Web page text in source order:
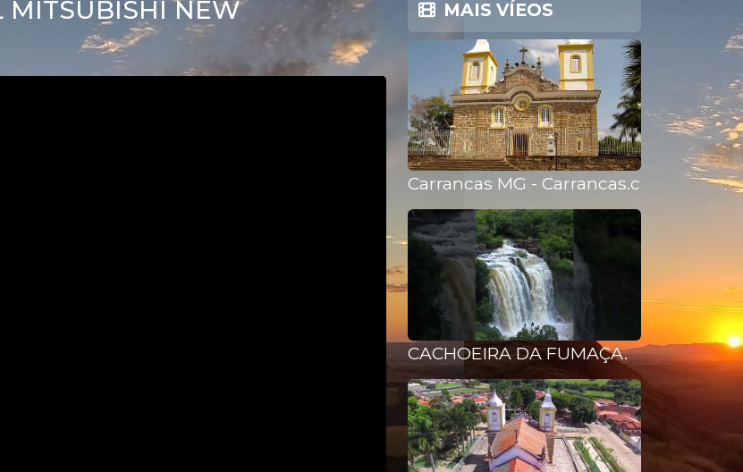
MITSUBISHI NEW
MAIS VÍEOS
Carrancas MG - Carrancas.com.br
CACHOEIRA DA FUMAÇA.